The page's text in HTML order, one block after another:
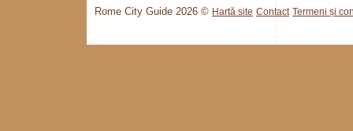
Rome City Guide 2026 © Hartă site Contact Termeni și